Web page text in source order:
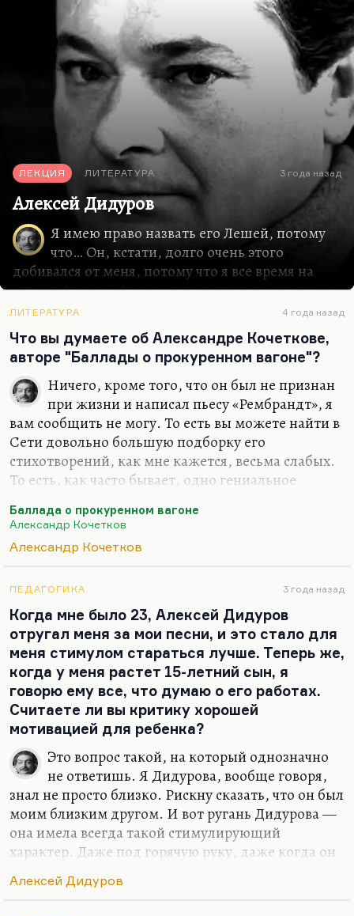
ЛЕКЦИЯ ЛИТЕРАТУРА 3 года назад
Алексей Дидуров
Я имею право назвать его Лешей, потому
что… Он, кстати, долго очень этого
добивался от меня, потому что я все время на
«вы», и Алексей Алексеевич, и грешным делом, я
очень люблю быть на «вы». Но он в какой-то
момент, это уже два месяца мы были знакомы,
сказал: «Леша, ты. Вот повтори: Леша, ты». Я
повторил.
Немногие люди при жизни Дидурова знали ему
цену, хотя это были люди первоклассные, в
диапазоне от Окуджавы до Ряшенцева.
Немногие люди снимали Дидурова и печатали
его. Счастье, что Андрей Шемякин снял
замечательные два фильма о дидуровском
Специфика Дидурова вот в чем. Он был такой
московский Вийон, тоже в первом поколении
интеллигент, тоже мало проживший, 58 лет…
ЛИТЕРАТУРА 4 года назад
Что вы думаете об Александре Кочеткове,
авторе "Баллады о прокуренном вагоне"?
Ничего, кроме того, что он был не признан
при жизни и написал пьесу «Рембрандт», я
вам сообщить не могу. То есть вы можете найти в
Сети довольно большую подборку его
стихотворений, как мне кажется, весьма слабых.
То есть, как часто бывает, одно гениальное
недотягивают далеко до этого уровня. Ну, это так
у каждого бывает.
неизвестного поэта есть один шедевр, по
которому мы его помним (ну, как у Владимира
Киршона «Я спросил у ясеня»), и масса текстов,
которые недотягивают до этого совершенно. Ну,
собственно, такой же пример — это, скажем,
Константин Левин, вот такой полный тезка и
однофамилец толстовского героя,…
Баллада о прокуренном вагоне
Александр Кочетков
Александр Кочетков
ПЕДАГОГИКА 3 года назад
Когда мне было 23, Алексей Дидуров
отругал меня за мои песни, и это стало для
меня стимулом стараться лучше. Теперь же,
когда у меня растет 15-летний сын, я
говорю ему все, что думаю о его работах.
Считаете ли вы критику хорошей
мотивацией для ребенка?
Это вопрос такой, на который однозначно
не ответишь. Я Дидурова, вообще говоря,
знал не просто близко. Рискну сказать, что он был
моим близким другом. И вот ругань Дидурова —
она имела всегда такой стимулирующий
характер. Даже под горячую руку, даже когда он
такое случалось периодически. Как и все
Алексей Дидуров